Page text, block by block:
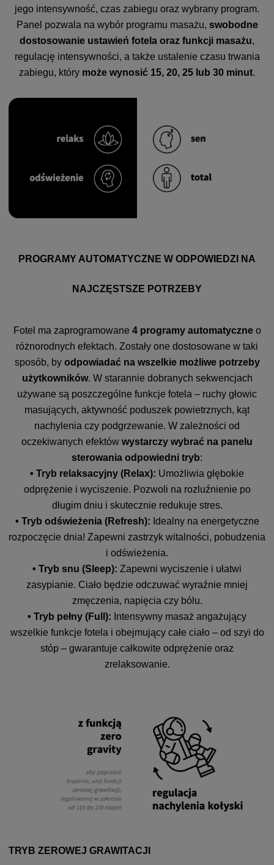
jego intensywność, czas zabiegu oraz wybrany program.
Panel pozwala na wybór programu masażu, swobodne
dostosowanie ustawień fotela oraz funkcji masażu,
regulację intensywności, a także ustalenie czasu trwania
zabiegu, który może wynosić 15, 20, 25 lub 30 minut.
PROGRAMY AUTOMATYCZNE W ODPOWIEDZI NA
NAJCZĘSTSZE POTRZEBY
Fotel ma zaprogramowane 4 programy automatyczneo
różnorodnych efektach. Zostały one dostosowane w taki
sposób, by odpowiadać na wszelkie możliwe potrzeby
użytkowników. W starannie dobranych sekwencjach
używane są poszczególne funkcje fotela – ruchy głowic
masujących, aktywność poduszek powietrznych, kąt
nachylenia czy podgrzewanie. W zależności od
oczekiwanych efektów wystarczy wybrać na panelu
sterowania odpowiedni tryb:
• Tryb relaksacyjny (Relax): Umożliwia głębokie
odprężenie i wyciszenie. Pozwoli na rozluźnienie po
długim dniu i skutecznie redukuje stres.
• Tryb odświeżenia (Refresh): Idealny na energetyczne
rozpoczęcie dnia! Zapewni zastrzyk witalności, pobudzenia
i odświeżenia.
• Tryb snu (Sleep): Zapewni wyciszenie i ułatwi
zasypianie. Ciało będzie odczuwać wyraźnie mniej
zmęczenia, napięcia czy bólu.
• Tryb pełny (Full): Intensywny masaż angażujący
wszelkie funkcje fotela i obejmujący całe ciało – od szyi do
stóp – gwarantuje całkowite odprężenie oraz
zrelaksowanie.
TRYB ZEROWEJ GRAWITACJI